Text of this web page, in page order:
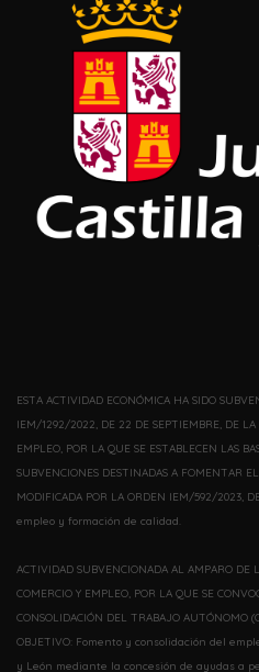
ESTA ACTIVIDAD ECONÓMICA HA SIDO
IEM/1292/2022, DE 22 DE SEPTIEMBRE, DE LA
EMPLEO, POR LA QUE SE ESTABLECEN LAS
SUBVENCIONES DESTINADAS A FOMENTAR
MODIFICADA POR LA ORDEN IEM/592/2023,
empleo y formación de calidad.
ACTIVIDAD SUBVENCIONADA AL AMPARO DE
COMERCIO Y EMPLEO, POR LA QUE SE
CONSOLIDACIÓN DEL TRABAJO AUTÓNOMO
OBJETIVO: Fomento y consolidación del
y León mediante la concesión de ayudas a